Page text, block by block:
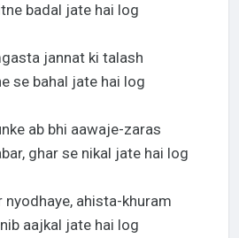
badal jate hai log
jannat ki talash
se bahal jate hai log
ab bhi aawaje-zaras
ghar se nikal jate hai log
nyodhaye, ahista-khuram
aajkal jate hai log